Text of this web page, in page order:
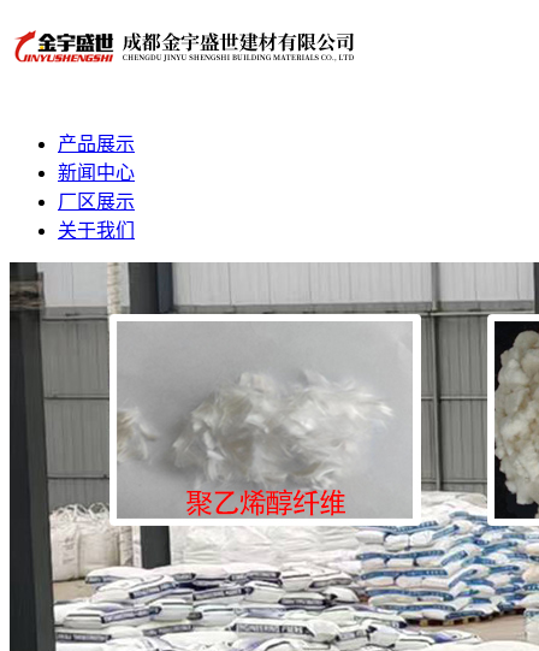
产品展示
新闻中心
厂区展示
关于我们